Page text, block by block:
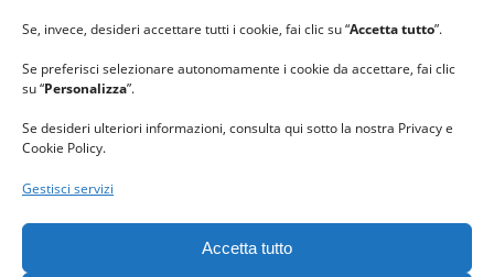
Se, invece, desideri accettare tutti i cookie, fai clic su “Accetta tutto”.
Se preferisci selezionare autonomamente i cookie da accettare, fai clic
su “Personalizza”.
Se desideri ulteriori informazioni, consulta qui sotto la nostra Privacy e
Cookie Policy.
Gestisci servizi
Accetta tutto